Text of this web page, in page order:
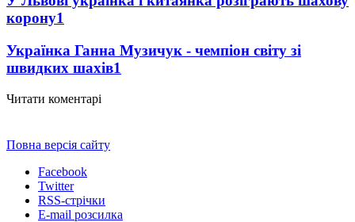
корону1
Українка Ганна Музичук - чемпіон світу зі
швидких шахів1
Читати коментарі
Повна версія сайту
Facebook
Twitter
RSS-стрічки
E-mail розсилка